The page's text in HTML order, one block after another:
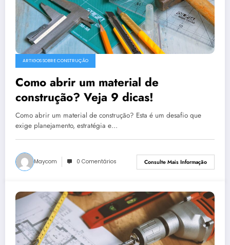
ARTIGOS SOBRE CONSTRUÇÃO
Como abrir um material de
construção? Veja 9 dicas!
Como abrir um material de construção? Esta é um desafio que
exige planejamento, estratégia e…
Maycom 0 Comentários Consulte Mais Informação